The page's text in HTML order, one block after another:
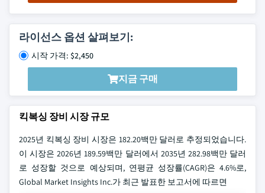
라이선스 옵션 살펴보기:
시작 가격: $2,450
지금 구매
킥복싱 장비 시장 규모
2025년 킥복싱 장비 시장은 182.20백만 달러로 추정되었습니다.
이 시장은 2026년 189.59백만 달러에서 2035년 282.98백만 달러
로 성장할 것으로 예상되며, 연평균 성장률(CAGR)은 4.6%로,
Global Market Insights Inc.가 최근 발표한 보고서에 따르면